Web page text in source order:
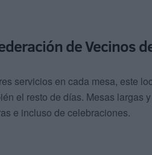
de Vecinos
servicios en cada mesa, este
el resto de días. Mesas largas
e incluso de celebraciones.